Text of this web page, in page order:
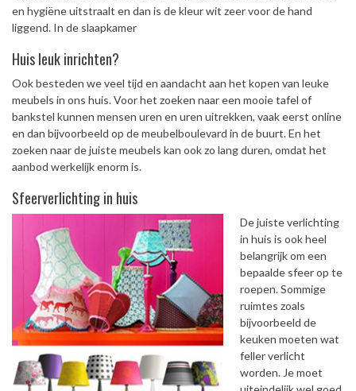
en hygiëne uitstraalt en dan is de kleur wit zeer voor de hand
liggend. In de slaapkamer
Huis leuk inrichten?
Ook besteden we veel tijd en aandacht aan het kopen van leuke
meubels in ons huis. Voor het zoeken naar een mooie tafel of
bankstel kunnen mensen uren en uren uitrekken, vaak eerst online
en dan bijvoorbeeld op de meubelboulevard in de buurt. En het
zoeken naar de juiste meubels kan ook zo lang duren, omdat het
aanbod werkelijk enorm is.
Sfeerverlichting in huis
De juiste verlichting
in huis is ook heel
belangrijk om een
bepaalde sfeer op te
roepen. Sommige
ruimtes zoals
bijvoorbeeld de
keuken moeten wat
feller verlicht
worden. Je moet